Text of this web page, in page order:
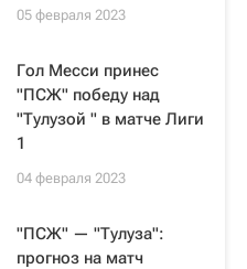
05 февраля 2023
Гол Месси принес
"ПСЖ" победу над
"Тулузой " в матче Лиги
1
04 февраля 2023
"ПСЖ" — "Тулуза":
прогноз на матч